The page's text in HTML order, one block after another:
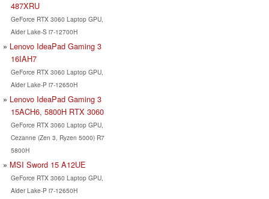
487XRU
GeForce RTX 3060 Laptop GPU,
Alder Lake-S i7-12700H
Lenovo IdeaPad Gaming 3
16IAH7
GeForce RTX 3060 Laptop GPU,
Alder Lake-P i7-12650H
Lenovo IdeaPad Gaming 3
15ACH6, 5800H RTX 3060
GeForce RTX 3060 Laptop GPU,
Cezanne (Zen 3, Ryzen 5000) R7
5800H
MSI Sword 15 A12UE
GeForce RTX 3060 Laptop GPU,
Alder Lake-P i7-12650H